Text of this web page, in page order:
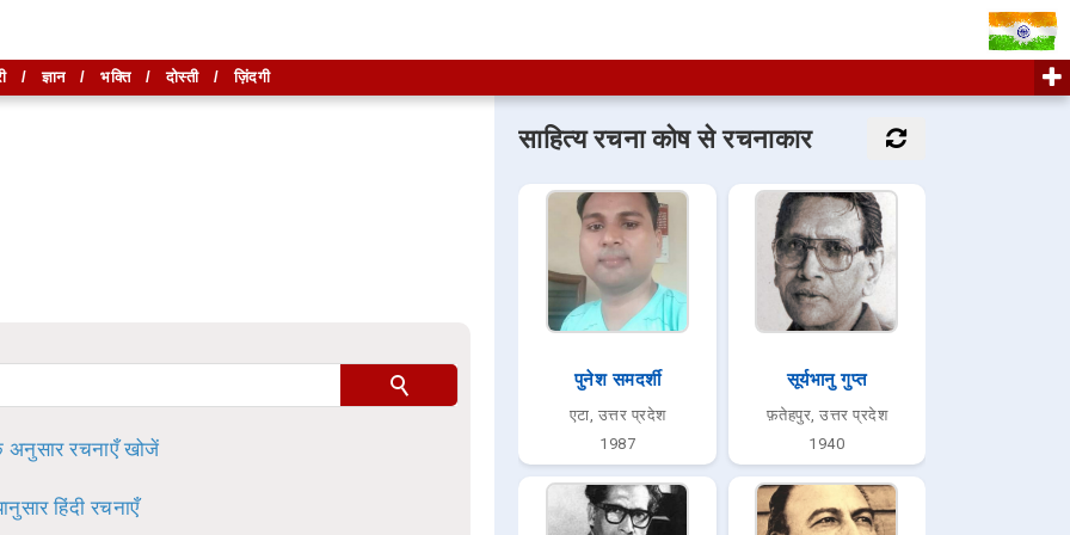
अनुसार रचनाएँ खोजें
हिंदी रचनाएँ
साहित्य रचना कोष से रचनाकार
पुनेश समदर्शी
एटा, उत्तर प्रदेश
1987
सूर्यभानु गुप्त
फ़तेहपुर, उत्तर प्रदेश
1940
खोजें
/ज्ञान/ भक्ति/दोस्ती/ज़िंदगी
है।